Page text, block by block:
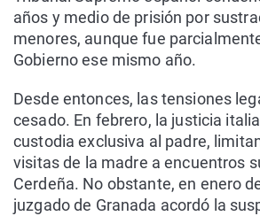
años y medio de prisión por
menores, aunque fue
Gobierno ese mismo año.
Desde entonces, las tensiones
cesado. En febrero, la justicia
custodia exclusiva al padre,
visitas de la madre a encuentros
Cerdeña. No obstante, en enero
juzgado de Granada acordó la